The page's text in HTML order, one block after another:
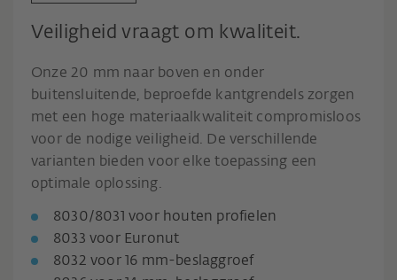
Veiligheid vraagt om kwaliteit.
Onze 20 mm naar boven en onder
buitensluitende, beproefde kantgrendels zorgen
met een hoge materiaalkwaliteit compromisloos
voor de nodige veiligheid. De verschillende
varianten bieden voor elke toepassing een
optimale oplossing.
8030/8031 voor houten profielen
8033 voor Euronut
8032 voor 16 mm-beslaggroef